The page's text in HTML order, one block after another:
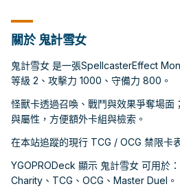
關於 鬼計雪女
鬼計雪女 是一張SpellcasterEffect
等級 2、攻擊力 1000、守備力 800。
怪獸卡透過召喚、戰鬥與效果爭奪場
與屬性，方便額外卡組與檢索。
在本站追蹤的現行 TCG / OCG 禁限卡
YGOPRODeck 顯示 鬼計雪女 可用於
Charity、TCG、OCG、Master Duel。